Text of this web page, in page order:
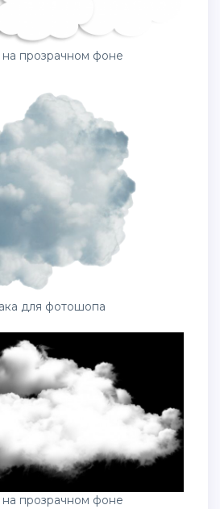
прозрачном фоне
для фотошопа
прозрачном фоне